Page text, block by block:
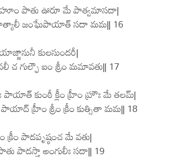
హూం పాతు ఊరూ మే పాత్వమాసదా|
జంఘేపాయాత్ సదా మమ|| 16
కులసుందరీ|
చ గుల్ఫౌ ఐం శ్రీం మమావతు|| 17
పాయాత్ కుంఠీ క్లీం హ్రీం హ్రౌః మే తలమ్|
హ్రీం శ్రీం క్రీం కుత్సితా మమ|| 18
క్రీం పాదపృష్ఠంచ మే వతు|
పాదస్తా అంగులీః సదా|| 19